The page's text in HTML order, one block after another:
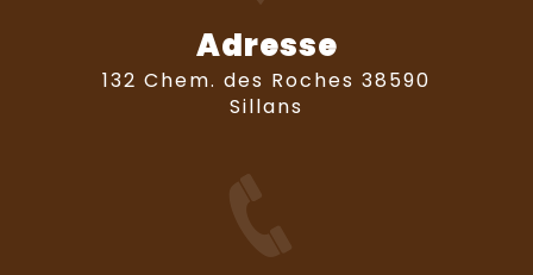
Adresse
132 Chem. des Roches 38590
Sillans